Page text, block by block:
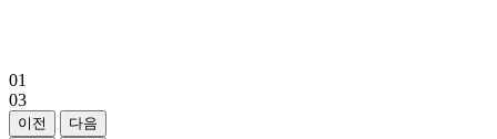
01
03
이전
다음